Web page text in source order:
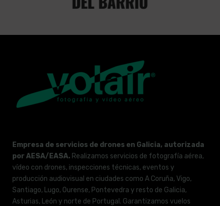
Empresa de servicios de drones en Galicia, autorizada
por AESA/EASA. Realizamos servicios de fotografía aérea,
vídeo con drones, inspecciones técnicas, eventos y
producción audiovisual en ciudades como A Coruña, Vigo,
Santiago, Lugo, Ourense, Pontevedra y resto de Galicia,
Asturias, León y norte de Portugal. Garantizamos vuelos